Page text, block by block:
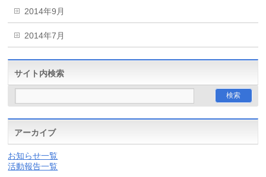
2014年9月
2014年7月
サイト内検索
アーカイブ
お知らせ一覧
活動報告一覧